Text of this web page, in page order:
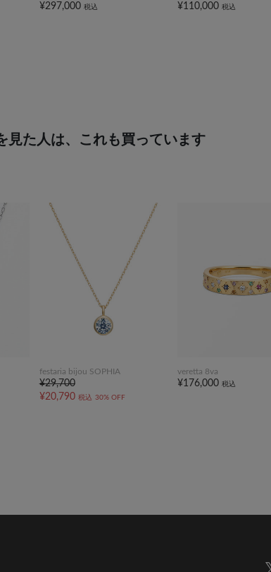
¥297,000 税込 ¥110,000税込
見た人は、これも買っています
festaria bijou SOPHIA
¥29,700
¥20,790 税込 30% OFF
veretta 8va
¥176,000税込